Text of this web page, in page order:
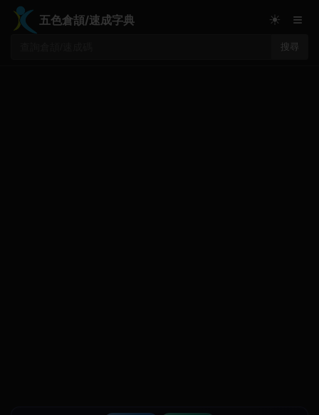
五色倉頡/速成字典
搜尋
☀ ≡